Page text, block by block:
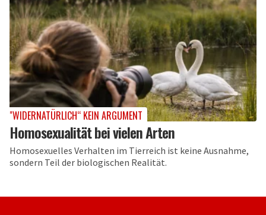
"WIDERNATÜRLICH“ KEIN ARGUMENT
Homosexualität bei vielen Arten
Homosexuelles Verhalten im Tierreich ist keine Ausnahme,
sondern Teil der biologischen Realität.